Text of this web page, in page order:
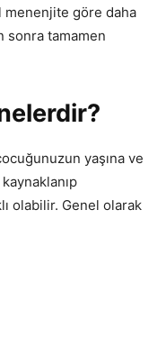
menenjite göre daha
sonra tamamen
yaşına ve
olabilir. Genel olarak